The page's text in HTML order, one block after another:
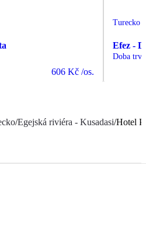
606 Kč /os.
Turecko
Efez -
Doba
/Egejská riviéra - Kusadasi/Hotel